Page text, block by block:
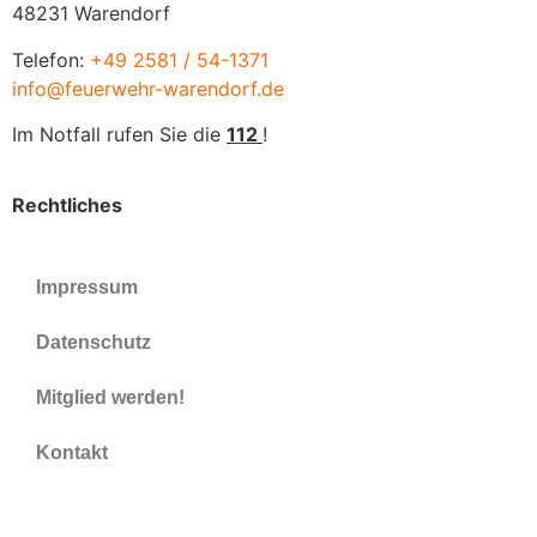
48231 Warendorf
Telefon: +49 2581 / 54-1371
info@feuerwehr-warendorf.de
Im Notfall rufen Sie die 112 !
Rechtliches
Impressum
Datenschutz
Mitglied werden!
Kontakt